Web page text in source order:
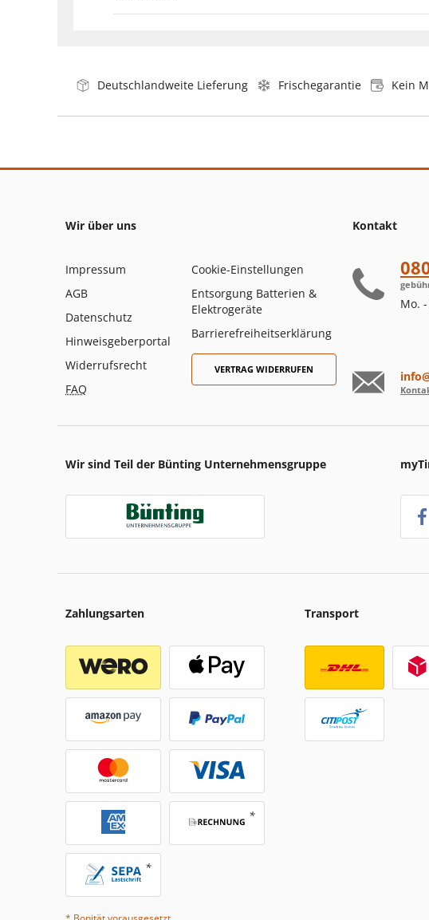
Deutschlandweite Lieferung Frischegarantie Kein
Wir über uns
Impressum
AGB
Datenschutz
Hinweisgeberportal
Widerrufsrecht
FAQ
Cookie-Einstellungen
Entsorgung Batterien &
Elektrogeräte
Barrierefreiheitserklärung
VERTRAG WIDERRUFEN
Kontakt
Mo.
Wir sind Teil der Bünting Unternehmensgruppe
Zahlungsarten Transport